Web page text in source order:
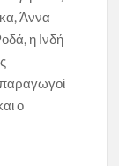
Άννα
η Ινδή
ο